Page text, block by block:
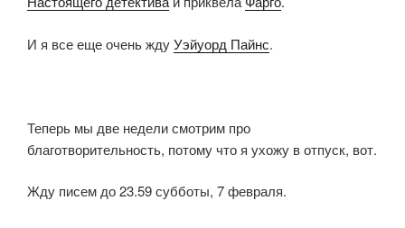
И я все еще очень ждуУэйуорд Пайнс.
Теперь мы две недели смотрим про
благотворительность, потому что я ухожу в отпуск, вот.
Жду писем до 23.59 субботы, 7 февраля.